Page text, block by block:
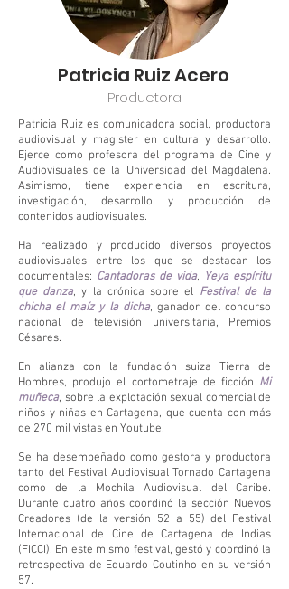
Patricia Ruiz Acero
Productora
Patricia Ruiz es comunicadora social, productora
audiovisual y magister en cultura y desarrollo.
Ejerce como profesora del programa de Cine y
Audiovisuales de la Universidad del Magdalena.
Asimismo, tiene experiencia en escritura,
investigación, desarrollo y producción de
contenidos audiovisuales.
Ha realizado y producido diversos proyectos
audiovisuales entre los que se destacan los
documentales: Cantadoras de vida, Yeya espíritu
que danza, y la crónica sobre el Festival de la
chicha el maíz y la dicha, ganador del concurso
nacional de televisión universitaria, Premios
Césares.
En alianza con la fundación suiza Tierra de
Hombres, produjo el cortometraje de ficción Mi
muñeca, sobre la explotación sexual comercial de
niños y niñas en Cartagena, que cuenta con más
de 270 mil vistas en Youtube.
Se ha desempeñado como gestora y productora
tanto del Festival Audiovisual Tornado Cartagena
como de la Mochila Audiovisual del Caribe.
Durante cuatro años coordinó la sección Nuevos
Creadores (de la versión 52 a 55) del Festival
Internacional de Cine de Cartagena de Indias
(FICCI). En este mismo festival, gestó y coordinó la
retrospectiva de Eduardo Coutinho en su versión
57.